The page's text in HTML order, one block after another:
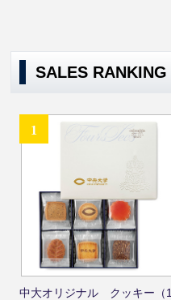
SALES RANKING
1
中大オリジナル クッキー（1